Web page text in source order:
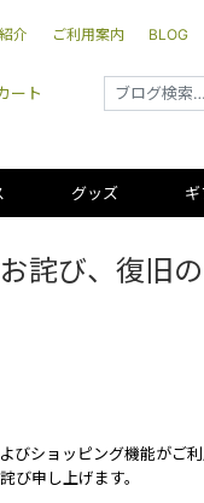
介 ご利用案内 BLOG
ート
グッズ
詫び、復旧
びショッピング機能がご
び申し上げます。